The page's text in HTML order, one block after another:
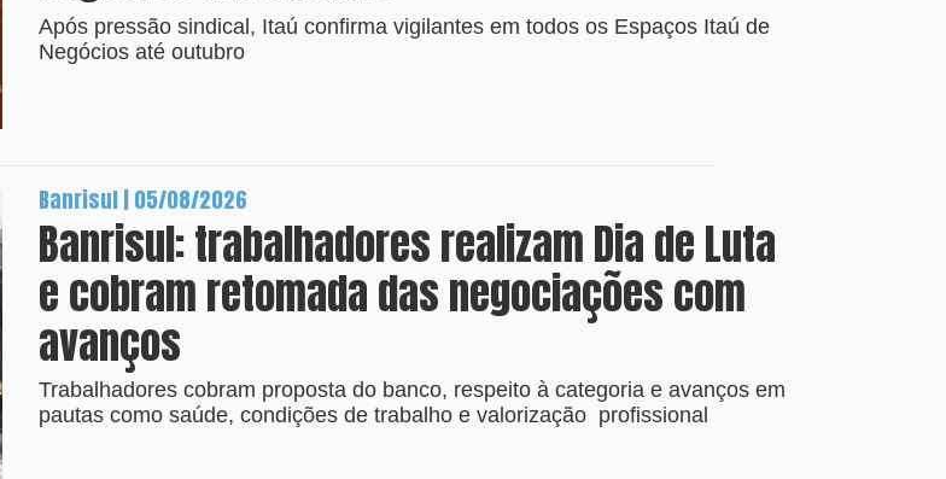
Após pressão sindical, Itaú confirma vigilantes em todos os Espaços Itaú de
Negócios até outubro
Banrisul | 05/08/2026
Banrisul: trabalhadores realizam Dia de Luta
e cobram retomada das negociações com
avanços
Trabalhadores cobram proposta do banco, respeito à categoria e avanços em
pautas como saúde, condições de trabalho e valorização profissional